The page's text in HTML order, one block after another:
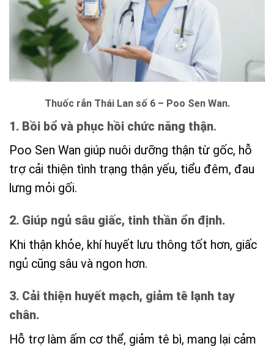
Thuốc rắn Thái Lan số 6 – Poo Sen Wan.
1. Bồi bổ và phục hồi chức năng thận.
Poo Sen Wan giúp nuôi dưỡng thận từ gốc, hỗ
trợ cải thiện tình trạng thận yếu, tiểu đêm, đau
lưng mỏi gối.
2. Giúp ngủ sâu giấc, tinh thần ổn định.
Khi thận khỏe, khí huyết lưu thông tốt hơn, giấc
ngủ cũng sâu và ngon hơn.
3. Cải thiện huyết mạch, giảm tê lạnh tay
chân.
Hỗ trợ làm ấm cơ thể, giảm tê bì, mang lại cảm